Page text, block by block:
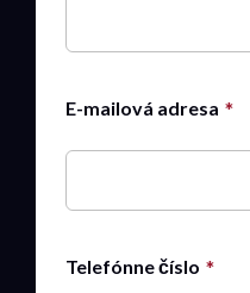
E-mailová adresa
Telefónne číslo